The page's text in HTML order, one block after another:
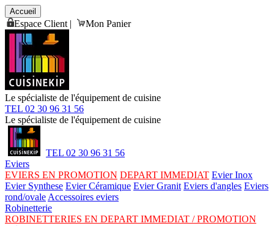
Accueil
Espace Client | Mon Panier
Le spécialiste de l'équipement de cuisine
TEL 02 30 96 31 56
Le spécialiste de l'équipement de cuisine
TEL 02 30 96 31 56
Eviers
EVIERS EN PROMOTION DEPART IMMEDIAT Evier Inox
Evier Synthese Evier Céramique Evier Granit Eviers d'angles Eviers
rond/ovale Accessoires eviers
Robinetterie
ROBINETTERIES EN DEPART IMMEDIAT / PROMOTION